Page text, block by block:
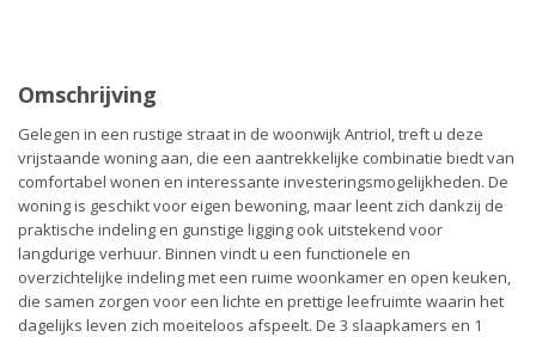
Omschrijving
Gelegen in een rustige straat in de woonwijk Antriol, treft u deze
vrijstaande woning aan, die een aantrekkelijke combinatie biedt van
comfortabel wonen en interessante investeringsmogelijkheden. De
woning is geschikt voor eigen bewoning, maar leent zich dankzij de
praktische indeling en gunstige ligging ook uitstekend voor
langdurige verhuur. Binnen vindt u een functionele en
overzichtelijke indeling met een ruime woonkamer en open keuken,
die samen zorgen voor een lichte en prettige leefruimte waarin het
dagelijks leven zich moeiteloos afspeelt. De 3 slaapkamers en 1